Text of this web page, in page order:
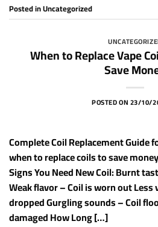
Posted inUncategorized
When to Replace Vape
Save
POSTED ON23/10/
Complete Coil Replacement Guide
when to replace coils to save
Signs You Need New Coil: Burnt
Weak flavor – Coil is worn out
dropped Gurgling sounds – Coil
damaged How Long […]